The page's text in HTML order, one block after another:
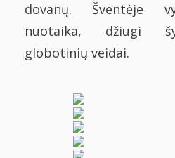
dovanų. Šventėje
nuotaika, džiugi
globotinių veidai.